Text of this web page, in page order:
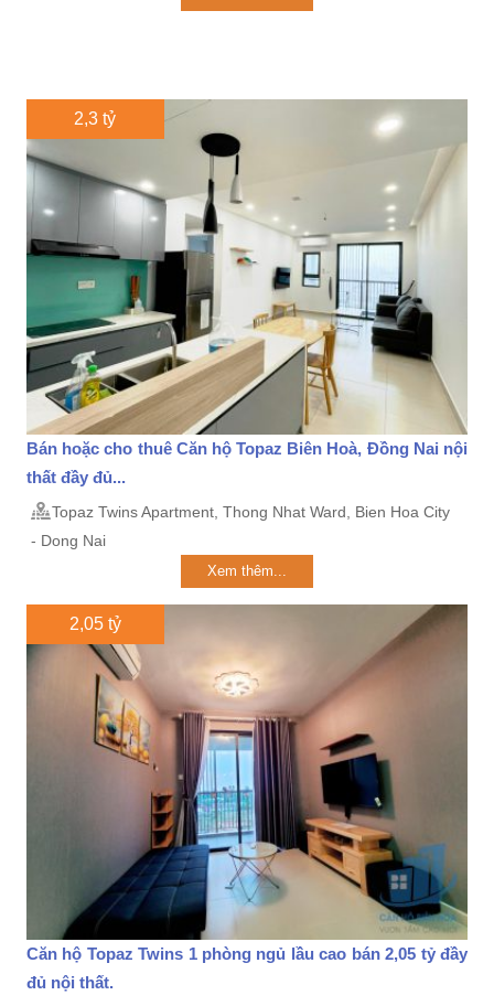
2,3 tỷ
Bán hoặc cho thuê Căn hộ Topaz Biên Hoà, Đồng Nai nội
thất đầy đủ...
Topaz Twins Apartment, Thong Nhat Ward, Bien Hoa City
- Dong Nai
Xem thêm...
2,05 tỷ
Căn hộ Topaz Twins 1 phòng ngủ lầu cao bán 2,05 tỷ đầy
đủ nội thất.